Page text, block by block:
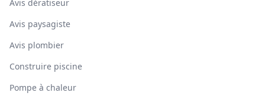
Avis dératiseur
Avis paysagiste
Avis plombier
Construire piscine
Pompe à chaleur